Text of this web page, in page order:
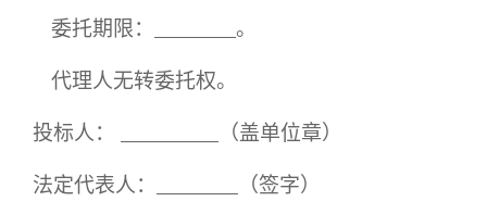
委托期限： 。
代理人无转委托权。
投标人： （盖单位章）
法定代表人： （签字）